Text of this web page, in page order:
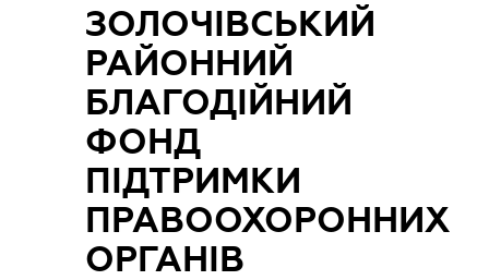
ЗОЛОЧІВСЬКИЙ
РАЙОННИЙ
БЛАГОДІЙНИЙ
ФОНД
ПІДТРИМКИ
ПРАВООХОРОННИХ
ОРГАНІВ